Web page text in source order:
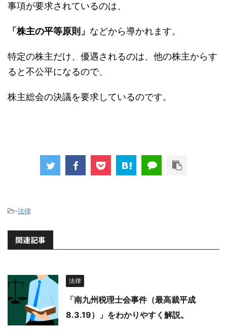
事項が要求されているのは、
「株主の平等原則」 などから導かれます。
特定の株主だけ、優遇されるのは、他の株主からす
ると不公平になるので、
株主総会の決議を要求しているのです。
-法律
関連記事
法律
「南九州税理士会事件（最高裁平成
8.3.19）」をわかりやすく解説。